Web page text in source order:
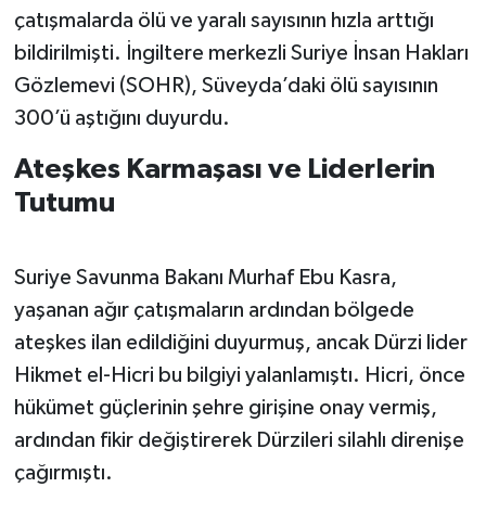
çatışmalarda ölü ve yaralı sayısının hızla arttığı
bildirilmişti. İngiltere merkezli Suriye İnsan Hakları
Gözlemevi (SOHR), Süveyda’daki ölü sayısının
300’ü aştığını duyurdu.
Ateşkes Karmaşası ve Liderlerin
Tutumu
Suriye Savunma Bakanı Murhaf Ebu Kasra,
yaşanan ağır çatışmaların ardından bölgede
ateşkes ilan edildiğini duyurmuş, ancak Dürzi lider
Hikmet el-Hicri bu bilgiyi yalanlamıştı. Hicri, önce
hükümet güçlerinin şehre girişine onay vermiş,
ardından fikir değiştirerek Dürzileri silahlı direnişe
çağırmıştı.